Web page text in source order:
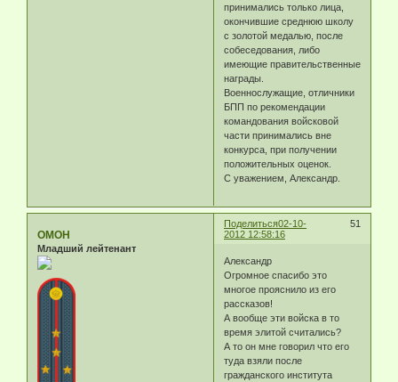
принимались только лица,
окончившие среднюю школу
с золотой медалью, после
собеседования, либо
имеющие правительственные
награды.
Военнослужащие, отличники
БПП по рекомендации
командования войсковой
части принимались вне
конкурса, при получении
положительных оценок.
С уважением, Александр.
Поделиться 51
02-10-
2012 12:58:16
ОМОН
Младший лейтенант
Александр
Огромное спасибо это
многое прояснило из его
рассказов!
А вообще эти войска в то
время элитой считались?
А то он мне говорил что его
туда взяли после
гражданского института